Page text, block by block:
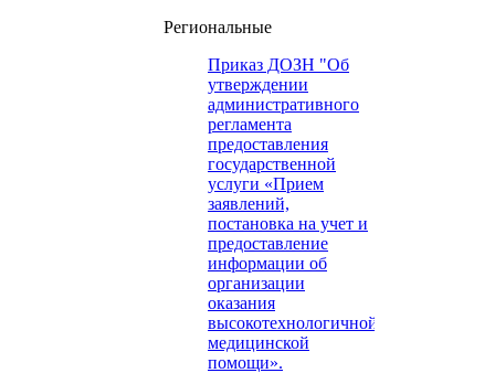
Региональные
Приказ ДОЗН "Об
утверждении
административного
регламента
предоставления
государственной
услуги «Прием
заявлений,
постановка на учет и
предоставление
информации об
организации
оказания
высокотехнологичной
медицинской
помощи».